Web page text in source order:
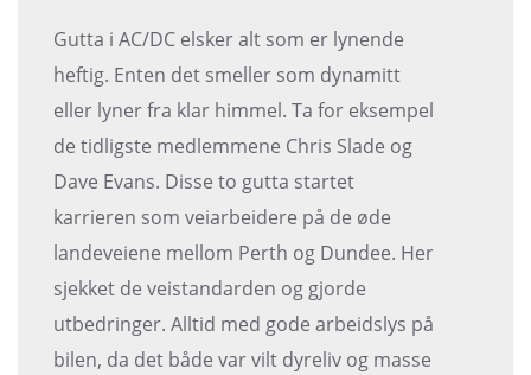
Gutta i AC/DC elsker alt som er lynende
heftig. Enten det smeller som dynamitt
eller lyner fra klar himmel. Ta for eksempel
de tidligste medlemmene Chris Slade og
Dave Evans. Disse to gutta startet
karrieren som veiarbeidere på de øde
landeveiene mellom Perth og Dundee. Her
sjekket de veistandarden og gjorde
utbedringer. Alltid med gode arbeidslys på
bilen, da det både var vilt dyreliv og masse